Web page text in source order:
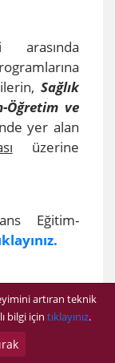
Sağlık
Öğretim ve
yer alan
üzerine
Eğitim-
belge
artıran teknik
bilgi için tıklayınız.